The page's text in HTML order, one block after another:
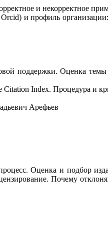
и некорректное
и профиль
поддержки. Оценка темы
Citation Index. Процедура и
Арефьев
Оценка и подбор
Почему